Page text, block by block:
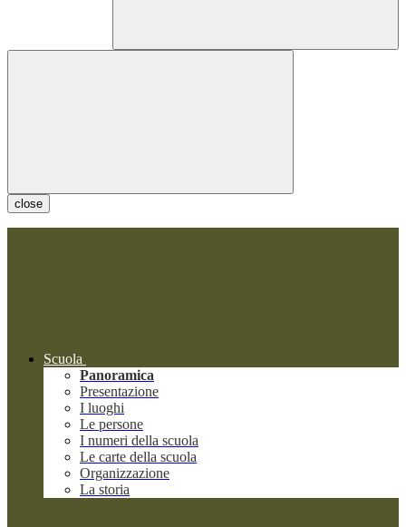
close
Scuola
Panoramica
Presentazione
I luoghi
Le persone
I numeri della scuola
Le carte della scuola
Organizzazione
La storia